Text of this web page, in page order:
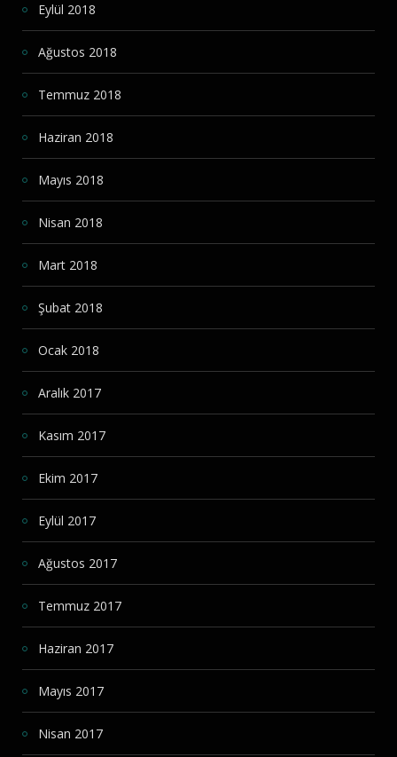
Eylül 2018
Ağustos 2018
Temmuz 2018
Haziran 2018
Mayıs 2018
Nisan 2018
Mart 2018
Şubat 2018
Ocak 2018
Aralık 2017
Kasım 2017
Ekim 2017
Eylül 2017
Ağustos 2017
Temmuz 2017
Haziran 2017
Mayıs 2017
Nisan 2017